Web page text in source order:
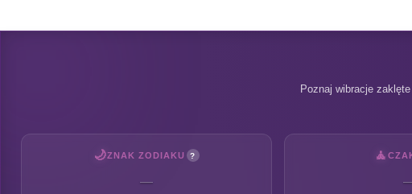
Poznaj wibracje
🌙ZNAK ZODIAKU ?
—
🧘